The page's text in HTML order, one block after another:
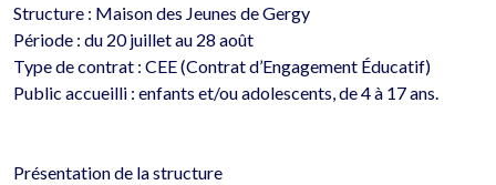
Structure : Maison des Jeunes de Gergy
Période : du 20 juillet au 28 août
Type de contrat : CEE (Contrat d’Engagement Éducatif)
Public accueilli : enfants et/ou adolescents, de 4 à 17 ans.
Présentation de la structure